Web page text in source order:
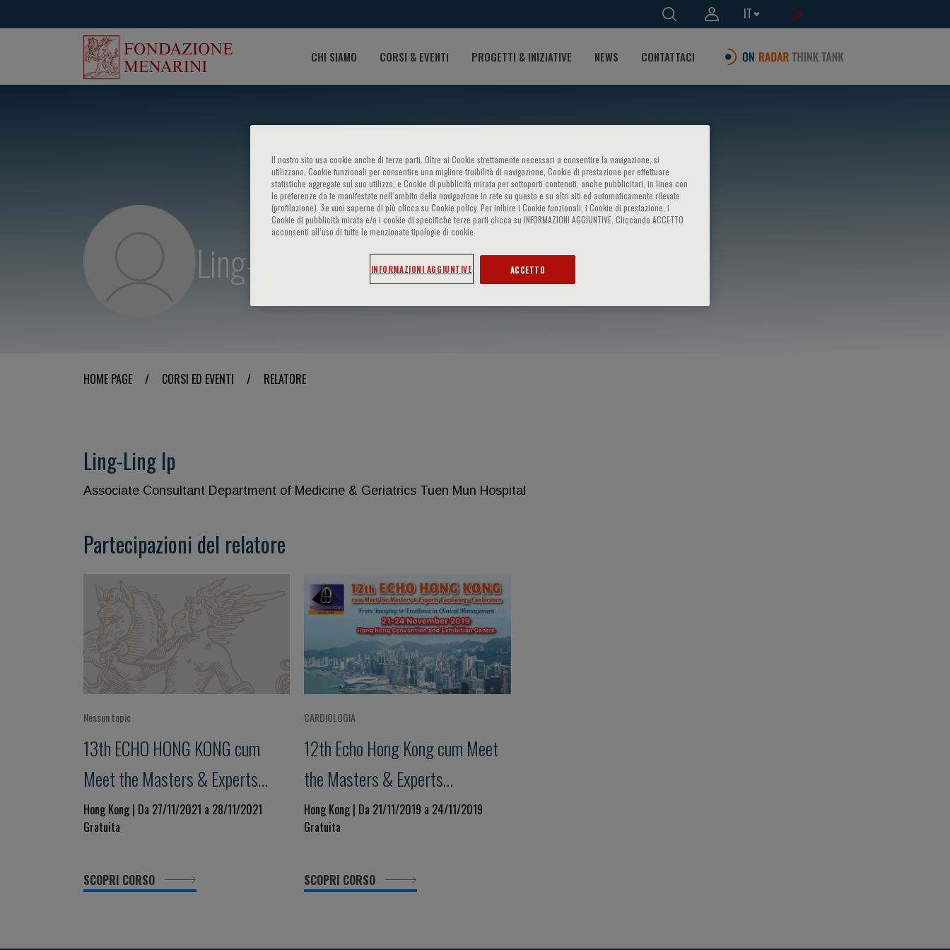
IT
CHI SIAMO CORSI & EVENTI PROGETTI & INIZIATIVE NEWS CONTATTACI
Ling-Ling Ip
HOME PAGE / CORSI ED EVENTI / RELATORE
Ling-Ling Ip
Associate Consultant Department of Medicine & Geriatrics Tuen Mun Hospital
Partecipazioni del relatore
Nessun topic
13th ECHO HONG KONG cum
Meet the Masters & Experts
Cardiology Conference Strive for
Clinical Excellence in COVID
Pandemic
Hong Kong | Da 27/11/2021 a 28/11/2021
Gratuita
SCOPRI CORSO
CARDIOLOGIA
12th Echo Hong Kong cum Meet
the Masters & Experts
Cardiology Conference From
Imaging to Excellence in Clinical
Management
Hong Kong | Da 21/11/2019 a 24/11/2019
Gratuita
SCOPRI CORSO
Il nostro sito usa cookie anche di terze parti. Oltre ai Cookie strettamente necessari a consentire la navigazione, si
utilizzano, Cookie funzionali per consentire una migliore fruibilità di navigazione, Cookie di prestazione per effettuare
statistiche aggregate sul suo utilizzo, e Cookie di pubblicità mirata per sottoporti contenuti, anche pubblicitari, in linea con
le preferenze da te manifestate nell‘ambito della navigazione in rete su questo e su altri siti ed automaticamente rilevate
(profilazione). Se vuoi saperne di più clicca su Cookie policy. Per inibire i Cookie funzionali, i Cookie di prestazione, i
Cookie di pubblicità mirata e/o i cookie di specifiche terze parti clicca su INFORMAZIONI AGGIUNTIVE. Cliccando ACCETTO
acconsenti all’uso di tutte le menzionate tipologie di cookie.
INFORMAZIONI AGGIUNTIVE ACCETTO